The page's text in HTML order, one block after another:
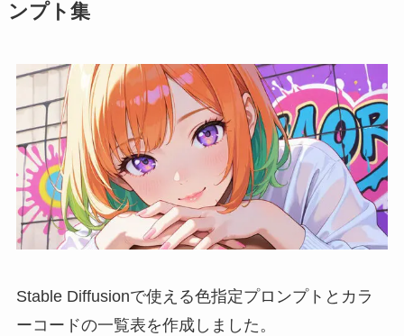
ンプト集
Stable Diffusionで使える色指定プロンプトとカラ
ーコードの一覧表を作成しました。